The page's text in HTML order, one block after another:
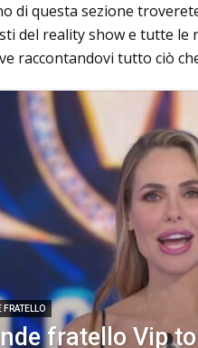
di questa sezione
del reality show e tutte le
raccontandovi tutto ciò
FRATELLO
fratello Vip